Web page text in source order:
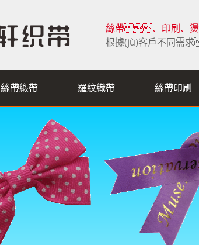
絲帶、印刷、
根據(jù)客戶不同需
絲帶緞帶 羅紋織帶 絲帶印刷